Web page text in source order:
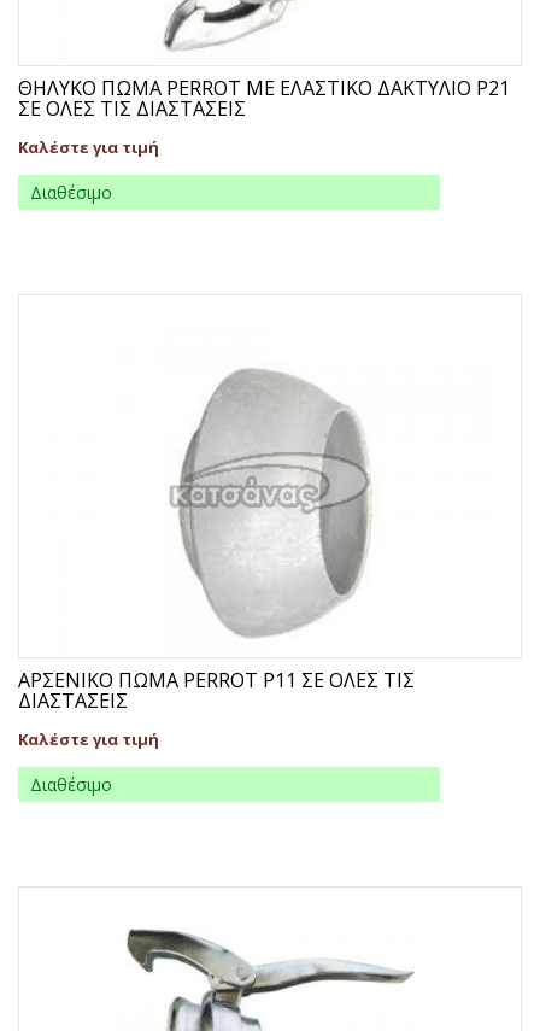
ΘΗΛΥΚΟ ΠΩΜΑ PERROT ΜΕ ΕΛΑΣΤΙΚΟ ΔΑΚΤΥΛΙΟ P21
ΣΕ ΟΛΕΣ ΤΙΣ ΔΙΑΣΤΑΣΕΙΣ
Καλέστε για τιμή
Διαθέσιμο
ΑΡΣΕΝΙΚΟ ΠΩΜΑ PERROT Ρ11 ΣΕ ΟΛΕΣ ΤΙΣ
ΔΙΑΣΤΑΣΕΙΣ
Καλέστε για τιμή
Διαθέσιμο